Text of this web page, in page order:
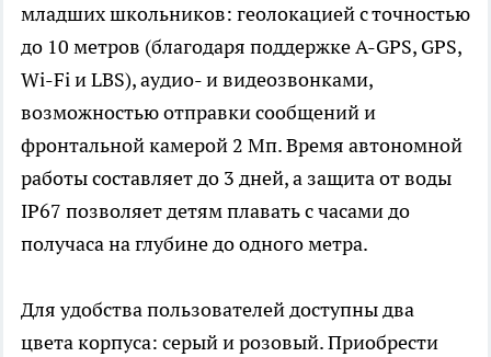
младших школьников: геолокацией с точностью
до 10 метров (благодаря поддержке A-GPS, GPS,
Wi-Fi и LBS), аудио- и видеозвонками,
возможностью отправки сообщений и
фронтальной камерой 2 Мп. Время автономной
работы составляет до 3 дней, а защита от воды
IP67 позволяет детям плавать с часами до
получаса на глубине до одного метра.
Для удобства пользователей доступны два
цвета корпуса: серый и розовый. Приобрести